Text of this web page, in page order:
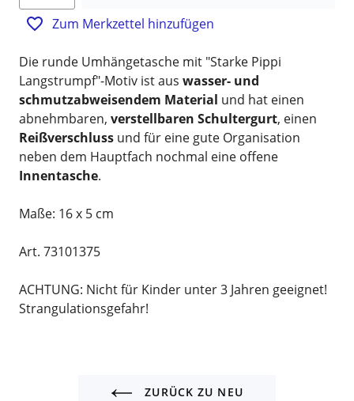
Zum Merkzettel hinzufügen
Die runde Umhängetasche mit "Starke Pippi
Langstrumpf"-Motiv ist aus wasser- und
schmutzabweisendem Material und hat einen
abnehmbaren, verstellbaren Schultergurt, einen
Reißverschluss und für eine gute Organisation
neben dem Hauptfach nochmal eine offene
Innentasche.
Maße: 16 x 5 cm
Art. 73101375
ACHTUNG: Nicht für Kinder unter 3 Jahren geeignet!
Strangulationsgefahr!
ZURÜCK ZU NEU